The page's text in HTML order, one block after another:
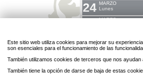
24 MARZO
Lunes
MARZO
Legal Privacidad
Enlaces Mapa
Este sitio web utiliza cookies para mejorar su
son esenciales para el funcionamiento de las
También utilizamos cookies de terceros que nos
También tiene la opción de darse de baja de estas